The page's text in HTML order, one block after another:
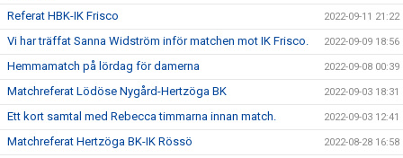
Referat HBK-IK Frisco 2022-09-11 21:22
Vi har träffat Sanna Widström inför matchen mot IK Frisco. 2022-09-09 18:56
Hemmamatch på lördag för damerna 2022-09-08 00:39
Matchreferat Lödöse Nygård-Hertzöga BK 2022-09-03 18:31
Ett kort samtal med Rebecca timmarna innan match. 2022-09-03 12:41
Matchreferat Hertzöga BK-IK Rössö 2022-08-28 16:58